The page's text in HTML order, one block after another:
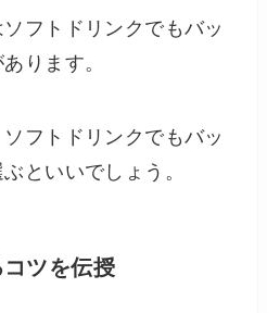
フトドリンクでもバッ
ります。
フトドリンクでもバッ
といいでしょう。
ツを伝授